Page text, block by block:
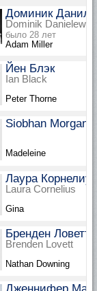
Доминик
Dominik
было 28 лет
Adam Miller
Йен Блэк
Ian Black
Peter Thorne
Siobhan Morgan
Madeleine
Лаура Корнелиус
Laura Cornelius
Gina
Бренден Ловетт
Brenden Lovett
Nathan Downing